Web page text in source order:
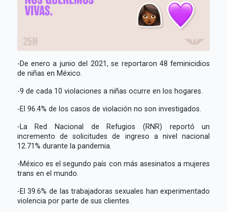
-De enero a junio del 2021, se reportaron 48 feminicidios
de niñas en México.
-9 de cada 10 violaciones a niñas ocurre en los hogares.
-El 96.4% de los casos de violación no son investigados.
-La Red Nacional de Refugios (RNR) reportó un
incremento de solicitudes de ingreso a nivel nacional
12.71% durante la pandemia.
-México es el segundo país con más asesinatos a mujeres
trans en el mundo.
-El 39.6% de las trabajadoras sexuales han experimentado
violencia por parte de sus clientes.